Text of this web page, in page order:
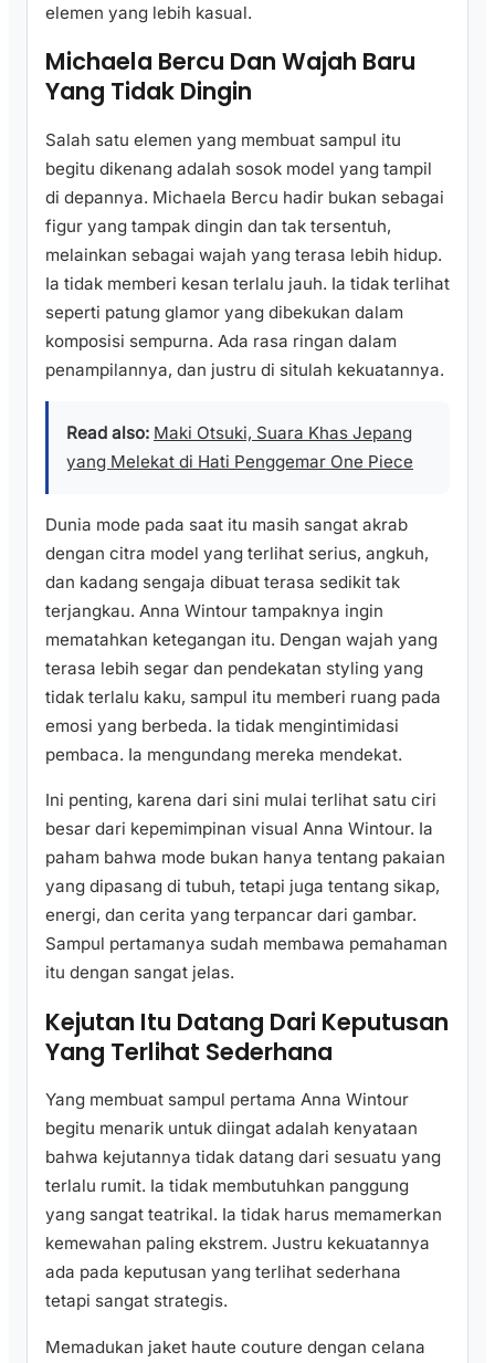
elemen yang lebih kasual.
Michaela Bercu Dan Wajah Baru
Yang Tidak Dingin
Salah satu elemen yang membuat sampul itu
begitu dikenang adalah sosok model yang tampil
di depannya. Michaela Bercu hadir bukan sebagai
figur yang tampak dingin dan tak tersentuh,
melainkan sebagai wajah yang terasa lebih hidup.
Ia tidak memberi kesan terlalu jauh. Ia tidak terlihat
seperti patung glamor yang dibekukan dalam
komposisi sempurna. Ada rasa ringan dalam
penampilannya, dan justru di situlah kekuatannya.
Read also: Maki Otsuki, Suara Khas Jepang
yang Melekat di Hati Penggemar One Piece
Dunia mode pada saat itu masih sangat akrab
dengan citra model yang terlihat serius, angkuh,
dan kadang sengaja dibuat terasa sedikit tak
terjangkau. Anna Wintour tampaknya ingin
mematahkan ketegangan itu. Dengan wajah yang
terasa lebih segar dan pendekatan styling yang
tidak terlalu kaku, sampul itu memberi ruang pada
emosi yang berbeda. Ia tidak mengintimidasi
pembaca. Ia mengundang mereka mendekat.
Ini penting, karena dari sini mulai terlihat satu ciri
besar dari kepemimpinan visual Anna Wintour. Ia
paham bahwa mode bukan hanya tentang pakaian
yang dipasang di tubuh, tetapi juga tentang sikap,
energi, dan cerita yang terpancar dari gambar.
Sampul pertamanya sudah membawa pemahaman
itu dengan sangat jelas.
Kejutan Itu Datang Dari Keputusan
Yang Terlihat Sederhana
Yang membuat sampul pertama Anna Wintour
begitu menarik untuk diingat adalah kenyataan
bahwa kejutannya tidak datang dari sesuatu yang
terlalu rumit. Ia tidak membutuhkan panggung
yang sangat teatrikal. Ia tidak harus memamerkan
kemewahan paling ekstrem. Justru kekuatannya
ada pada keputusan yang terlihat sederhana
tetapi sangat strategis.
Memadukan jaket haute couture dengan celana